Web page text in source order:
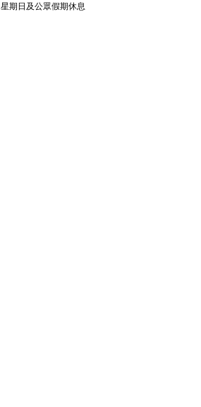
星期日及公眾假期休息